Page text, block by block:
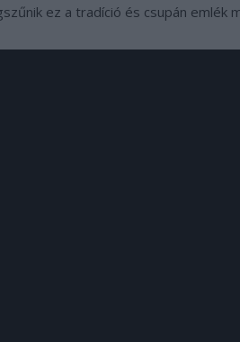
ez a tradíció és csupán emlék